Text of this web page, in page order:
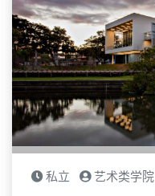
私立 艺术类学院